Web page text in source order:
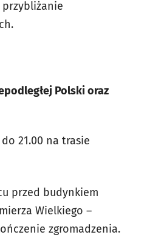
Polski oraz
21.00 na trasie
przed budynkiem
Wielkiego –
zgromadzenia.